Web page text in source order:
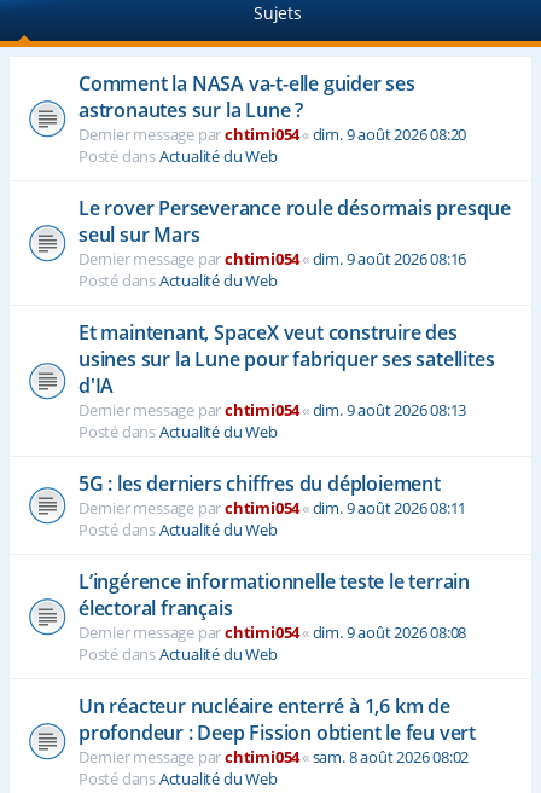
Sujets
Comment la NASA va-t-elle guider ses
astronautes sur la Lune ?
Dernier message parchtimi054«dim. 9 août 2026 08:20
Posté dansActualité du Web
Le rover Perseverance roule désormais presque
seul sur Mars
Dernier message parchtimi054«dim. 9 août 2026 08:16
Posté dansActualité du Web
Et maintenant, SpaceX veut construire des
usines sur la Lune pour fabriquer ses satellites
d'IA
Dernier message parchtimi054«dim. 9 août 2026 08:13
Posté dansActualité du Web
5G : les derniers chiffres du déploiement
Dernier message parchtimi054«dim. 9 août 2026 08:11
Posté dansActualité du Web
L’ingérence informationnelle teste le terrain
électoral français
Dernier message parchtimi054«dim. 9 août 2026 08:08
Posté dansActualité du Web
Un réacteur nucléaire enterré à 1,6 km de
profondeur : Deep Fission obtient le feu vert
Dernier message parchtimi054«sam. 8 août 2026 08:02
Posté dansActualité du Web